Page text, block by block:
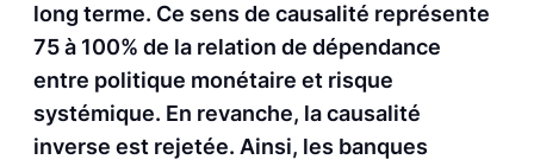
long terme. Ce sens de causalité représente
75 à 100% de la relation de dépendance
entre politique monétaire et risque
systémique. En revanche, la causalité
inverse est rejetée. Ainsi, les banques